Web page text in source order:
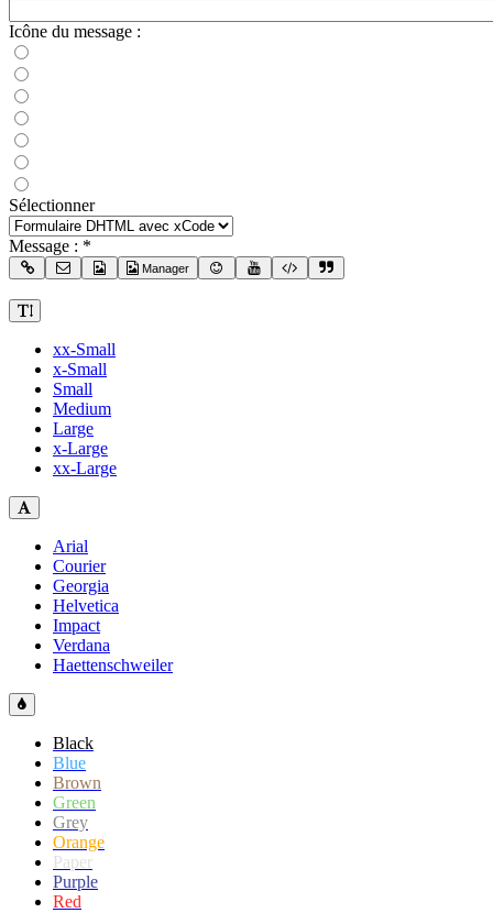
Icône du message :
Sélectionner
Message : *
Manager
xx-Small
x-Small
Small
Medium
Large
x-Large
xx-Large
Arial
Courier
Georgia
Helvetica
Impact
Verdana
Haettenschweiler
Black
Blue
Brown
Green
Grey
Orange
Paper
Purple
Red